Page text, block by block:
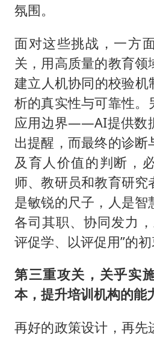
氛围。
面对这些挑战，一方
关，用高质量的教育领
建立人机协同的校验机
析的真实性与可靠性。
应用边界——AI提供数
出提醒，而最终的诊断
及育人价值的判断，
师、教研员和教育研究
是敏锐的尺子，人是智
各司其职、协同发力
评促学、以评促用”的初
第三重攻关，关乎实
本，提升培训机构的能
再好的政策设计，再先